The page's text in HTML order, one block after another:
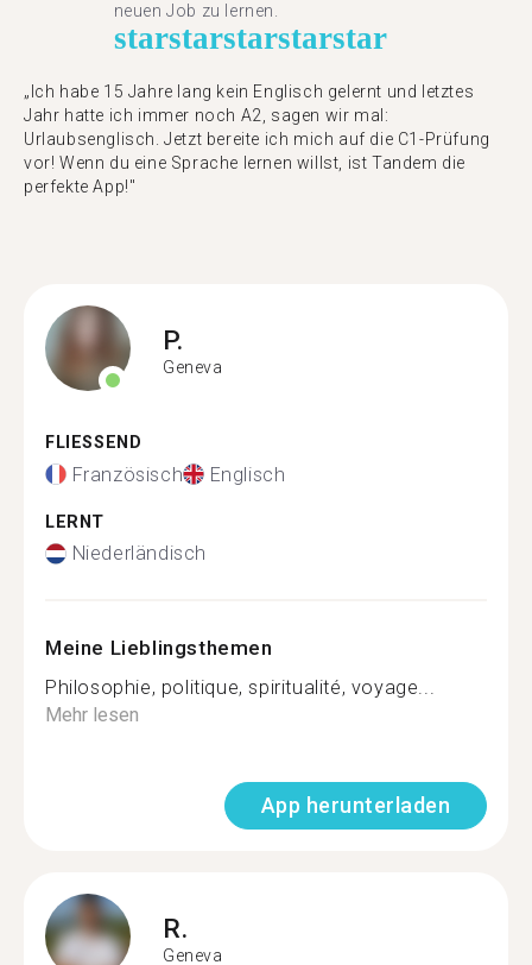
neuen Job zu lernen.
starstarstarstarstar
„Ich habe 15 Jahre lang kein Englisch gelernt und letztes
Jahr hatte ich immer noch A2, sagen wir mal:
Urlaubsenglisch. Jetzt bereite ich mich auf die C1-Prüfung
vor! Wenn du eine Sprache lernen willst, ist Tandem die
perfekte App!"
P.
Geneva
FLIESSEND
Französisch Englisch
LERNT
Niederländisch
Meine Lieblingsthemen
Philosophie, politique, spiritualité, voyage...
Mehr lesen
App herunterladen
R.
Geneva